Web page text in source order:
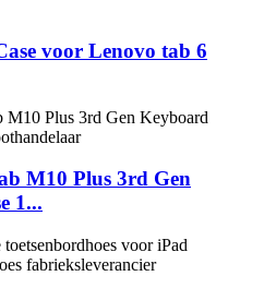
voor Lenovo tab 6
M10 Plus 3rd Gen
1...